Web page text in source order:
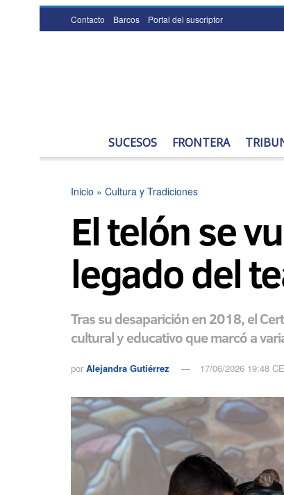
Contacto Barcos Portal del suscriptor
SUCESOS FRONTERA
Inicio » Cultura y Tradiciones
El telón se
legado del
Tras su desaparición en 2018, el
cultural y educativo que marcó a
por Alejandra Gutiérrez 17/06/2026 19:48